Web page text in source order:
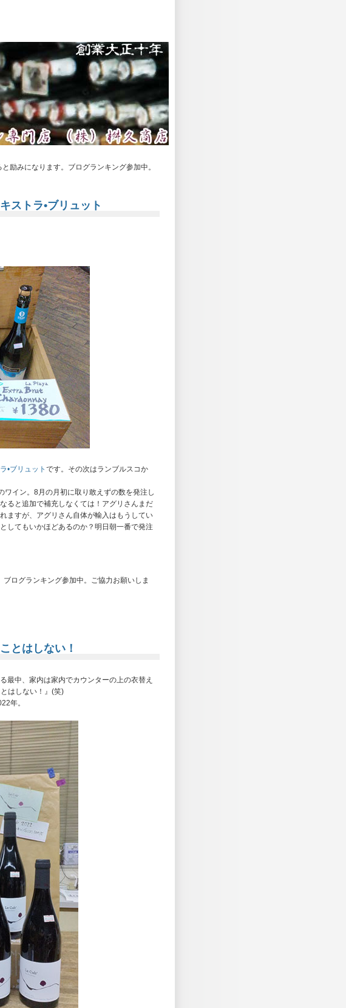
励みになります。ブログランキング参加中。
ストラ•ブリュット
•ブリュット です。その次はランブルスコか
イン。8月の月初に取り敢えずの数を発注し
ると追加で補充しなくては！アグリさんまだ
ますが、アグリさん自体が輸入はもうしてい
してもいかほどあるのか？明日朝一番で発注
ログランキング参加中。ご協力お願いしま
とはしない！
最中、家内は家内でカウンターの上の衣替え
はしない！』(笑)
年。